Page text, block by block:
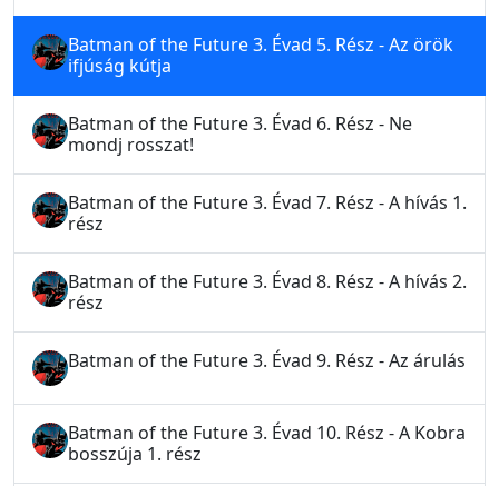
Batman of the Future 3. Évad 5. Rész - Az örök
ifjúság kútja
Batman of the Future 3. Évad 6. Rész - Ne
mondj rosszat!
Batman of the Future 3. Évad 7. Rész - A hívás 1.
rész
Batman of the Future 3. Évad 8. Rész - A hívás 2.
rész
Batman of the Future 3. Évad 9. Rész - Az árulás
Batman of the Future 3. Évad 10. Rész - A Kobra
bosszúja 1. rész